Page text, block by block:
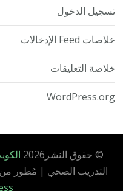
تسجيل الدخول
خلاصات Feed الإدخالات
خلاصة التعليقات
WordPress.org
© حقوق النشر2026
التدريب الصحي | مُطور من